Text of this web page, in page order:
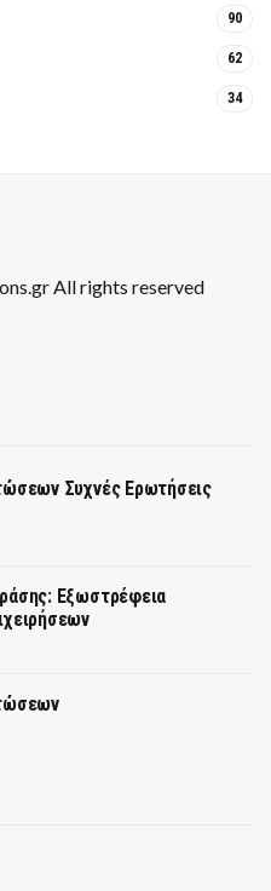
90
62
34
All rights reserved
Συχνές Ερωτήσεις
Εξωστρέφεια